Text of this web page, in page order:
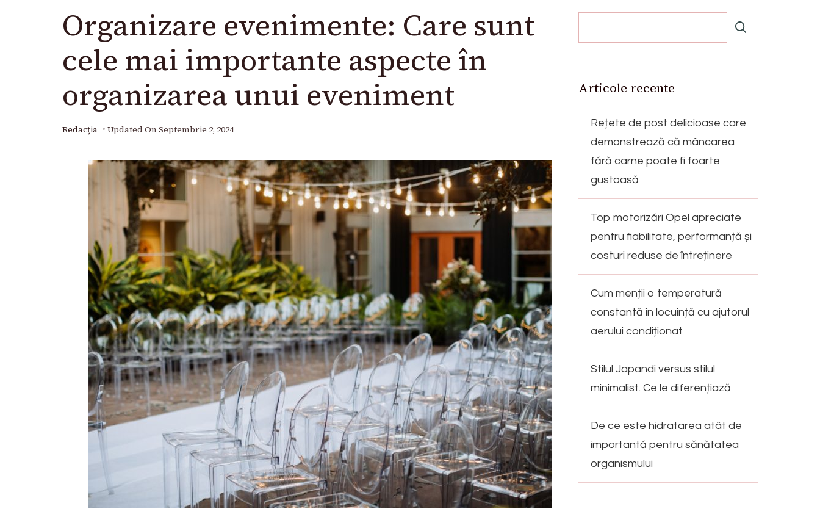
Organizare evenimente: Care sunt
cele mai importante aspecte în
organizarea unui eveniment
Redacția Updated On Septembrie 2, 2024
Articole recente
Rețete de post delicioase care
demonstrează că mâncarea
fără carne poate fi foarte
gustoasă
Top motorizări Opel apreciate
pentru fiabilitate, performanță și
costuri reduse de întreținere
Cum menții o temperatură
constantă în locuință cu ajutorul
aerului condiționat
Stilul Japandi versus stilul
minimalist. Ce le diferențiază
De ce este hidratarea atât de
importantă pentru sănătatea
organismului